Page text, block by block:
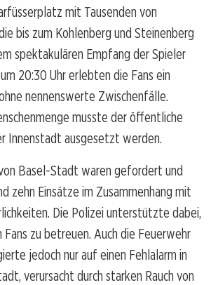
mit Tausenden von
bis zum Kohlenberg und Steinenberg
spektakulären Empfang der Spieler
20:30 Uhr erlebten die Fans ein
nennenswerte Zwischenfälle.
musste der öffentliche
Innenstadt ausgesetzt werden.
Basel-Stadt waren gefordert und
zehn Einsätze im Zusammenhang mit
Die Polizei unterstützte dabei,
zu betreuen. Auch die Feuerwehr
jedoch nur auf einen Fehlalarm in
verursacht durch starken Rauch von